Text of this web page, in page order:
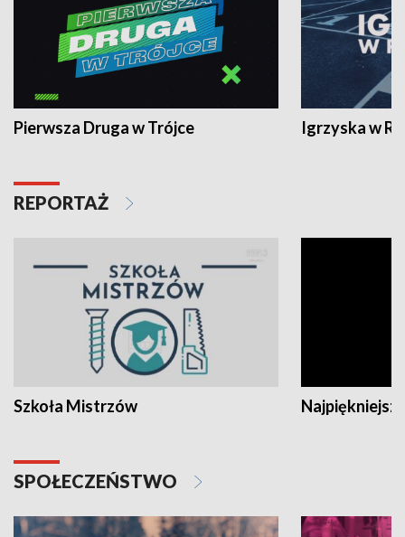
Pierwsza Druga w Trójce Igrzyska w
REPORTAŻ
Szkoła Mistrzów
SPOŁECZEŃSTWO